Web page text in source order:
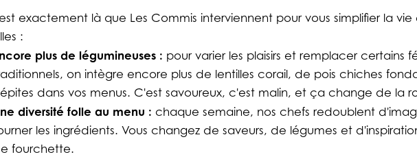
exactement là que Les Commis interviennent pour vous simplifier la vie
:
plus de légumineuses : pour varier les plaisirs et remplacer certains
on intègre encore plus de lentilles corail, de pois chiches
dans vos menus. C'est savoureux, c'est malin, et ça change de la
diversité folle au menu :chaque semaine, nos chefs redoublent
les ingrédients. Vous changez de saveurs, de légumes et
fourchette.